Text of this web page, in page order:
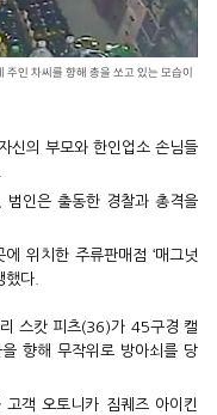
인 차씨를 향해 총을 쏘고 있는 모습이
신의 부모와 한인업소 손님들
범인은 출동한 경찰과 총격을
위치한 주류판매점 ‘매그넛
다.
스캇 피츠(36)가 45구경 캘
향해 무작위로 방아쇠를 당
객 오토니카 짐퀘즈 아이킨